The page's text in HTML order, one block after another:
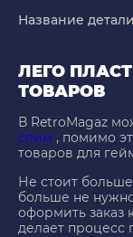
Название
ЛЕГО
ТОВАРОВ
В RetroMagaz
слим , помимо
товаров для
Не стоит
больше не
оформить заказ
делает процесс